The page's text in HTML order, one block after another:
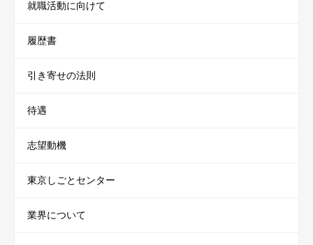
就職活動に向けて
履歴書
引き寄せの法則
待遇
志望動機
東京しごとセンター
業界について